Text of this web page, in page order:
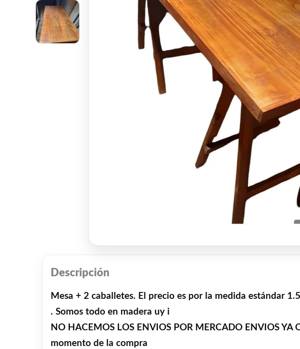
Descripción
Mesa + 2 caballetes. El precio es por la medida estándar
. Somos todo en madera uy i
NO HACEMOS LOS ENVIOS POR MERCADO ENVIOS
momento de la compra